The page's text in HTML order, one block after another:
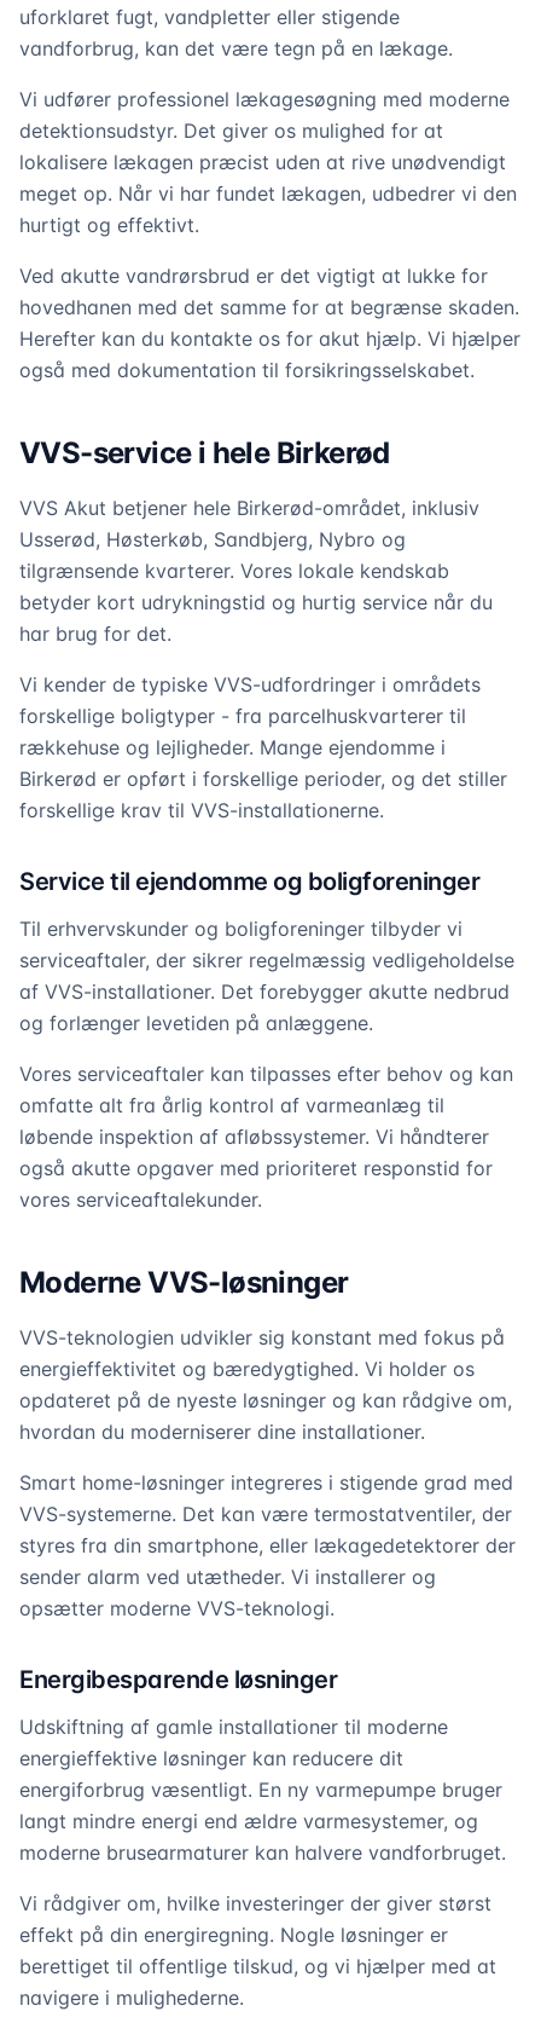
uforklaret fugt, vandpletter eller stigende
vandforbrug, kan det være tegn på en lækage.
Vi udfører professionel lækagesøgning med moderne
detektionsudstyr. Det giver os mulighed for at
lokalisere lækagen præcist uden at rive unødvendigt
meget op. Når vi har fundet lækagen, udbedrer vi den
hurtigt og effektivt.
Ved akutte vandrørsbrud er det vigtigt at lukke for
hovedhanen med det samme for at begrænse skaden.
Herefter kan du kontakte os for akut hjælp. Vi hjælper
også med dokumentation til forsikringsselskabet.
VVS-service i hele Birkerød
VVS Akut betjener hele Birkerød-området, inklusiv
Usserød, Høsterkøb, Sandbjerg, Nybro og
tilgrænsende kvarterer. Vores lokale kendskab
betyder kort udrykningstid og hurtig service når du
har brug for det.
Vi kender de typiske VVS-udfordringer i områdets
forskellige boligtyper - fra parcelhuskvarterer til
rækkehuse og lejligheder. Mange ejendomme i
Birkerød er opført i forskellige perioder, og det stiller
forskellige krav til VVS-installationerne.
Service til ejendomme og boligforeninger
Til erhvervskunder og boligforeninger tilbyder vi
serviceaftaler, der sikrer regelmæssig vedligeholdelse
af VVS-installationer. Det forebygger akutte nedbrud
og forlænger levetiden på anlæggene.
Vores serviceaftaler kan tilpasses efter behov og kan
omfatte alt fra årlig kontrol af varmeanlæg til
løbende inspektion af afløbssystemer. Vi håndterer
også akutte opgaver med prioriteret responstid for
vores serviceaftalekunder.
Moderne VVS-løsninger
VVS-teknologien udvikler sig konstant med fokus på
energieffektivitet og bæredygtighed. Vi holder os
opdateret på de nyeste løsninger og kan rådgive om,
hvordan du moderniserer dine installationer.
Smart home-løsninger integreres i stigende grad med
VVS-systemerne. Det kan være termostatventiler, der
styres fra din smartphone, eller lækagedetektorer der
sender alarm ved utætheder. Vi installerer og
opsætter moderne VVS-teknologi.
Energibesparende løsninger
Udskiftning af gamle installationer til moderne
energieffektive løsninger kan reducere dit
energiforbrug væsentligt. En ny varmepumpe bruger
langt mindre energi end ældre varmesystemer, og
moderne brusearmaturer kan halvere vandforbruget.
Vi rådgiver om, hvilke investeringer der giver størst
effekt på din energiregning. Nogle løsninger er
berettiget til offentlige tilskud, og vi hjælper med at
navigere i mulighederne.